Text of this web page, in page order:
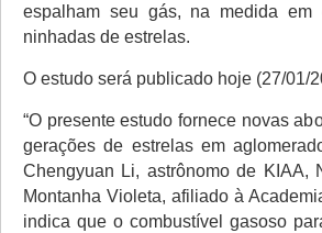
espalham seu gás, na medida em
ninhadas de estrelas.
O estudo será publicado hoje (27/01/
“O presente estudo fornece novas
gerações de estrelas em
Chengyuan Li, astrônomo de KIAA,
Montanha Violeta, afiliado à
indica que o combustível gasoso